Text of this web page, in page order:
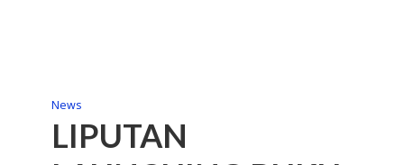
News
LIPUTAN